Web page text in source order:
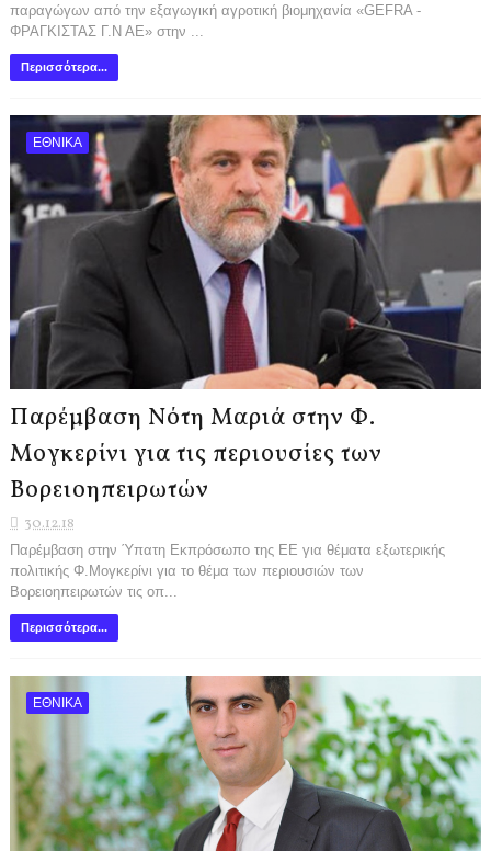
παραγώγων από την εξαγωγική αγροτική βιομηχανία «GEFRA -
ΦΡΑΓΚΙΣΤΑΣ Γ.Ν ΑΕ» στην ...
Περισσότερα...
ΕΘΝΙΚΑ
Παρέμβαση Νότη Μαριά στην Φ.
Μογκερίνι για τις περιουσίες των
Βορειοηπειρωτών
30.12.18
Παρέμβαση στην Ύπατη Εκπρόσωπο της ΕΕ για θέματα εξωτερικής
πολιτικής Φ.Μογκερίνι για το θέμα των περιουσιών των
Βορειοηπειρωτών τις οπ...
Περισσότερα...
ΕΘΝΙΚΑ